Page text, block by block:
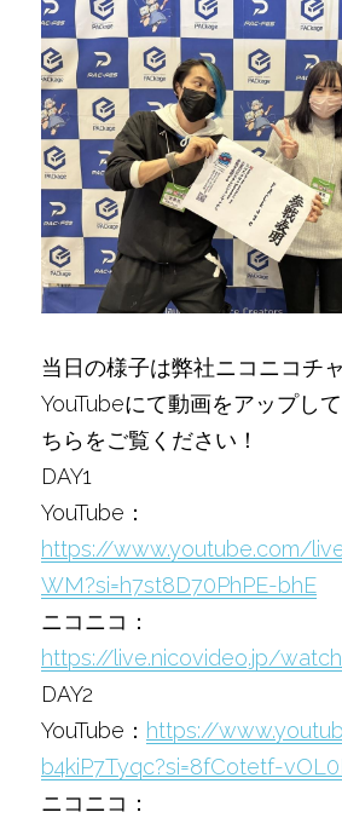
当日の様子は弊社ニコニコチ
YouTubeにて動画をアップし
ちらをご覧ください！
DAY1
YouTube：
https://www.youtube.com/
WM?si=h7st8D70PhPE-bhE
ニコニコ：
https://live.nicovideo.jp/
DAY2
YouTube： https://
b4kiP7Tyqc?si=8fCotetf-
ニコニコ：